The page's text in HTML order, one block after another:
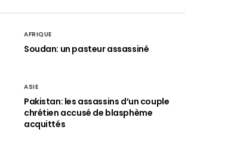
AFRIQUE
Soudan: un pasteur assassiné
ASIE
Pakistan: les assassins d’un couple
chrétien accusé de blasphème
acquittés